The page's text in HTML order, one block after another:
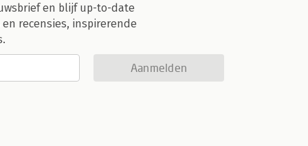
en blijf up-to-date
recensies, inspirerende
Aanmelden